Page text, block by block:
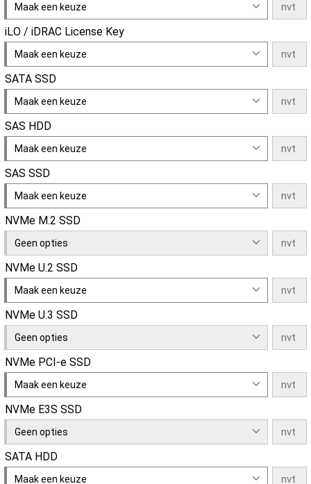
Maak een keuze
iLO / iDRAC License Key
Maak een keuze
SATA SSD
Maak een keuze
SAS HDD
Maak een keuze
SAS SSD
Maak een keuze
NVMe M.2 SSD
Geen opties
NVMe U.2 SSD
Maak een keuze
NVMe U.3 SSD
Geen opties
NVMe PCI-e SSD
Maak een keuze
NVMe E3S SSD
Geen opties
SATA HDD
Maak een keuze